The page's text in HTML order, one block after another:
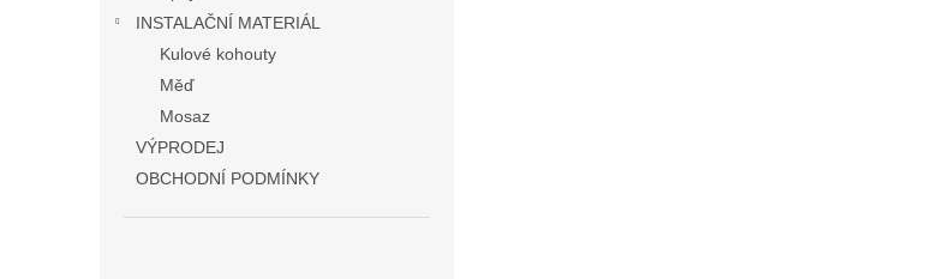
INSTALAČNÍ MATERIÁL
Kulové kohouty
Měď
Mosaz
VÝPRODEJ
OBCHODNÍ PODMÍNKY